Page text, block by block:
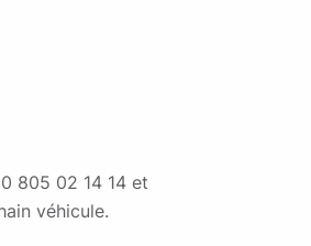
805 02 14 14 et
véhicule.